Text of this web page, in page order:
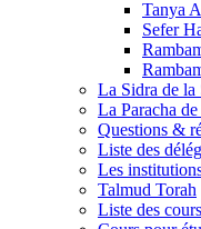
Tanya
Sefer
La Sidra de la
La Paracha
Questions &
Liste des
Les
Talmud Torah
Liste des cours